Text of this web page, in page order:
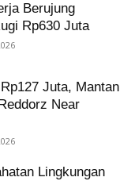
Berujung
Rp630 Juta
Juta, Mantan
Near
Lingkungan